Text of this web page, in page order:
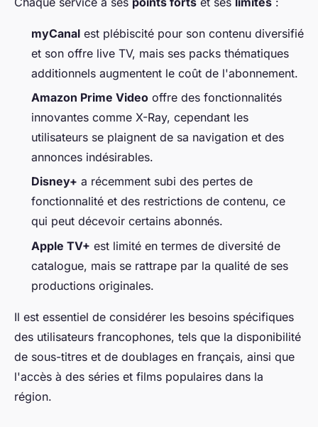
myCanal est plébiscité pour son contenu diversifié
et son offre live TV, mais ses packs thématiques
additionnels augmentent le coût de l'abonnement.
Amazon Prime Video offre des fonctionnalités
innovantes comme X-Ray, cependant les
utilisateurs se plaignent de sa navigation et des
annonces indésirables.
Disney+ a récemment subi des pertes de
fonctionnalité et des restrictions de contenu, ce
qui peut décevoir certains abonnés.
Apple TV+ est limité en termes de diversité de
catalogue, mais se rattrape par la qualité de ses
productions originales.
Il est essentiel de considérer les besoins spécifiques
des utilisateurs francophones, tels que la disponibilité
de sous-titres et de doublages en français, ainsi que
l'accès à des séries et films populaires dans la
région.